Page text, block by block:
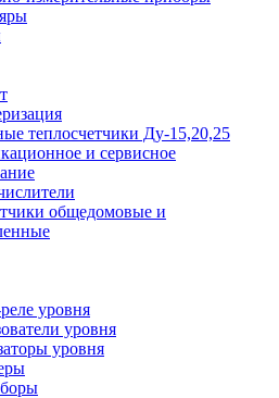
теплосчетчики Ду-15,20,25
и сервисное
общедомовые и
уровня
уровня
уровня